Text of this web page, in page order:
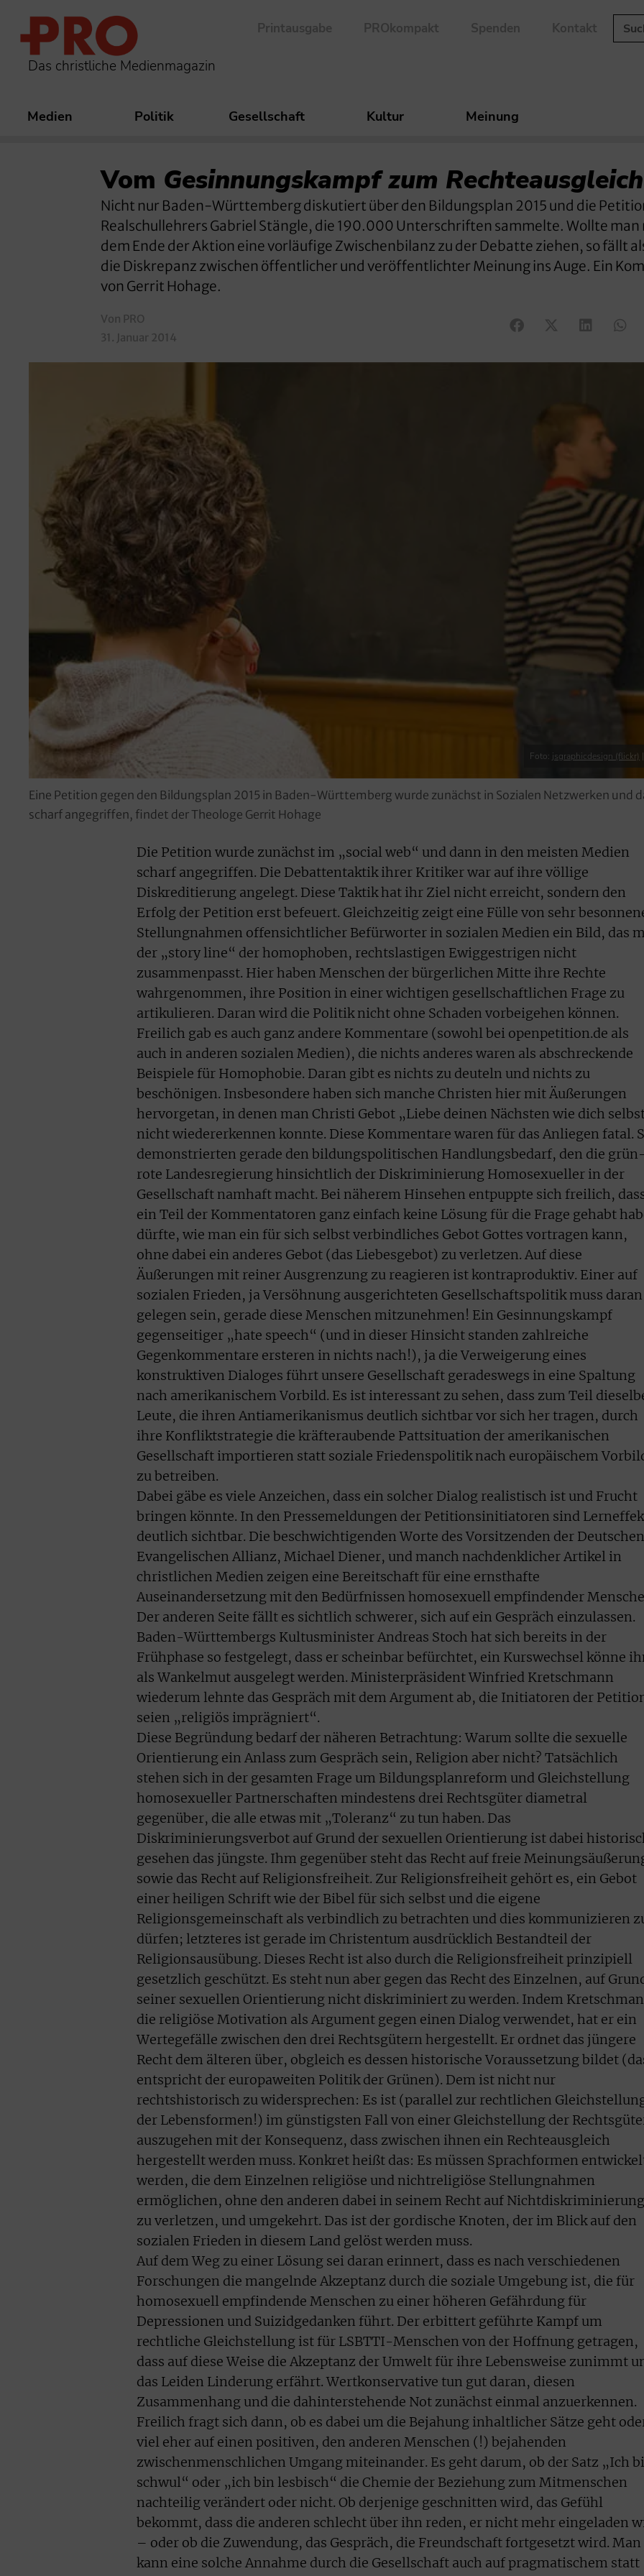
Das christliche Medienmagazin
Printausgabe PROkompakt Spenden Kontakt
Medien Politik Gesellschaft Kultur Meinung
Vom Gesinnungskampf zum Rechteausgleich
Nicht nur Baden-Württemberg diskutiert über den Bildungsplan 2015 und die
Realschullehrers Gabriel Stängle, die 190.000 Unterschriften sammelte. Wollte man
dem Ende der Aktion eine vorläufige Zwischenbilanz zu der Debatte ziehen, so fällt
die Diskrepanz zwischen öffentlicher und veröffentlichter Meinung ins Auge. Ein
von Gerrit Hohage.
Von PRO
31. Januar 2014
Foto: jsgraphicdesign (flickr) |
Eine Petition gegen den Bildungsplan 2015 in Baden-Württemberg wurde zunächst in Sozialen Netzwerken und
scharf angegriffen, findet der Theologe Gerrit Hohage
Die Petition wurde zunächst im „social web“ und dann in den meisten Medien
scharf angegriffen. Die Debattentaktik ihrer Kritiker war auf ihre völlige
Diskreditierung angelegt. Diese Taktik hat ihr Ziel nicht erreicht, sondern den
Erfolg der Petition erst befeuert. Gleichzeitig zeigt eine Fülle von sehr
Stellungnahmen offensichtlicher Befürworter in sozialen Medien ein Bild, das
der „story line“ der homophoben, rechtslastigen Ewiggestrigen nicht
zusammenpasst. Hier haben Menschen der bürgerlichen Mitte ihre Rechte
wahrgenommen, ihre Position in einer wichtigen gesellschaftlichen Frage zu
artikulieren. Daran wird die Politik nicht ohne Schaden vorbeigehen können.
Freilich gab es auch ganz andere Kommentare (sowohl bei openpetition.de als
auch in anderen sozialen Medien), die nichts anderes waren als abschreckende
Beispiele für Homophobie. Daran gibt es nichts zu deuteln und nichts zu
beschönigen. Insbesondere haben sich manche Christen hier mit Äußerungen
hervorgetan, in denen man Christi Gebot „Liebe deinen Nächsten wie dich
nicht wiedererkennen konnte. Diese Kommentare waren für das Anliegen fatal.
demonstrierten gerade den bildungspolitischen Handlungsbedarf, den die grün-
rote Landesregierung hinsichtlich der Diskriminierung Homosexueller in der
Gesellschaft namhaft macht. Bei näherem Hinsehen entpuppte sich freilich,
ein Teil der Kommentatoren ganz einfach keine Lösung für die Frage gehabt
dürfte, wie man ein für sich selbst verbindliches Gebot Gottes vortragen kann,
ohne dabei ein anderes Gebot (das Liebesgebot) zu verletzen. Auf diese
Äußerungen mit reiner Ausgrenzung zu reagieren ist kontraproduktiv. Einer auf
sozialen Frieden, ja Versöhnung ausgerichteten Gesellschaftspolitik muss daran
gelegen sein, gerade diese Menschen mitzunehmen! Ein Gesinnungskampf
gegenseitiger „hate speech“ (und in dieser Hinsicht standen zahlreiche
Gegenkommentare ersteren in nichts nach!), ja die Verweigerung eines
konstruktiven Dialoges führt unsere Gesellschaft geradeswegs in eine Spaltung
nach amerikanischem Vorbild. Es ist interessant zu sehen, dass zum Teil
Leute, die ihren Antiamerikanismus deutlich sichtbar vor sich her tragen, durch
ihre Konfliktstrategie die kräfteraubende Pattsituation der amerikanischen
Gesellschaft importieren statt soziale Friedenspolitik nach europäischem
zu betreiben.
Dabei gäbe es viele Anzeichen, dass ein solcher Dialog realistisch ist und Frucht
bringen könnte. In den Pressemeldungen der Petitionsinitiatoren sind
deutlich sichtbar. Die beschwichtigenden Worte des Vorsitzenden der Deutschen
Evangelischen Allianz, Michael Diener, und manch nachdenklicher Artikel in
christlichen Medien zeigen eine Bereitschaft für eine ernsthafte
Auseinandersetzung mit den Bedürfnissen homosexuell empfindender
Der anderen Seite fällt es sichtlich schwerer, sich auf ein Gespräch einzulassen.
Baden-Württembergs Kultusminister Andreas Stoch hat sich bereits in der
Frühphase so festgelegt, dass er scheinbar befürchtet, ein Kurswechsel könne
als Wankelmut ausgelegt werden. Ministerpräsident Winfried Kretschmann
wiederum lehnte das Gespräch mit dem Argument ab, die Initiatoren der
seien „religiös imprägniert“.
Diese Begründung bedarf der näheren Betrachtung: Warum sollte die sexuelle
Orientierung ein Anlass zum Gespräch sein, Religion aber nicht? Tatsächlich
stehen sich in der gesamten Frage um Bildungsplanreform und Gleichstellung
homosexueller Partnerschaften mindestens drei Rechtsgüter diametral
gegenüber, die alle etwas mit „Toleranz“ zu tun haben. Das
Diskriminierungsverbot auf Grund der sexuellen Orientierung ist dabei
gesehen das jüngste. Ihm gegenüber steht das Recht auf freie
sowie das Recht auf Religionsfreiheit. Zur Religionsfreiheit gehört es, ein Gebot
einer heiligen Schrift wie der Bibel für sich selbst und die eigene
Religionsgemeinschaft als verbindlich zu betrachten und dies kommunizieren
dürfen; letzteres ist gerade im Christentum ausdrücklich Bestandteil der
Religionsausübung. Dieses Recht ist also durch die Religionsfreiheit prinzipiell
gesetzlich geschützt. Es steht nun aber gegen das Recht des Einzelnen, auf
seiner sexuellen Orientierung nicht diskriminiert zu werden. Indem
die religiöse Motivation als Argument gegen einen Dialog verwendet, hat er ein
Wertegefälle zwischen den drei Rechtsgütern hergestellt. Er ordnet das jüngere
Recht dem älteren über, obgleich es dessen historische Voraussetzung bildet
entspricht der europaweiten Politik der Grünen). Dem ist nicht nur
rechtshistorisch zu widersprechen: Es ist (parallel zur rechtlichen
der Lebensformen!) im günstigsten Fall von einer Gleichstellung der
auszugehen mit der Konsequenz, dass zwischen ihnen ein Rechteausgleich
hergestellt werden muss. Konkret heißt das: Es müssen Sprachformen
werden, die dem Einzelnen religiöse und nichtreligiöse Stellungnahmen
ermöglichen, ohne den anderen dabei in seinem Recht auf Nichtdiskriminierung
zu verletzen, und umgekehrt. Das ist der gordische Knoten, der im Blick auf den
sozialen Frieden in diesem Land gelöst werden muss.
Auf dem Weg zu einer Lösung sei daran erinnert, dass es nach verschiedenen
Forschungen die mangelnde Akzeptanz durch die soziale Umgebung ist, die für
homosexuell empfindende Menschen zu einer höheren Gefährdung für
Depressionen und Suizidgedanken führt. Der erbittert geführte Kampf um
rechtliche Gleichstellung ist für LSBTTI-Menschen von der Hoffnung getragen,
dass auf diese Weise die Akzeptanz der Umwelt für ihre Lebensweise zunimmt
das Leiden Linderung erfährt. Wertkonservative tun gut daran, diesen
Zusammenhang und die dahinterstehende Not zunächst einmal anzuerkennen.
Freilich fragt sich dann, ob es dabei um die Bejahung inhaltlicher Sätze geht
viel eher auf einen positiven, den anderen Menschen (!) bejahenden
zwischenmenschlichen Umgang miteinander. Es geht darum, ob der Satz „Ich
schwul“ oder „ich bin lesbisch“ die Chemie der Beziehung zum Mitmenschen
nachteilig verändert oder nicht. Ob derjenige geschnitten wird, das Gefühl
bekommt, dass die anderen schlecht über ihn reden, er nicht mehr eingeladen
– oder ob die Zuwendung, das Gespräch, die Freundschaft fortgesetzt wird. Man
kann eine solche Annahme durch die Gesellschaft auch auf pragmatischem statt